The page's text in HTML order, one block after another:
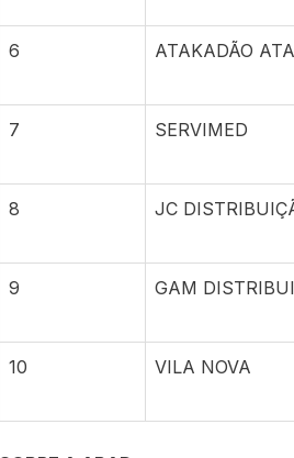
6 ATAKADÃO
7 SERVIMED
8 JC
9 GAM
10 VILA NOVA